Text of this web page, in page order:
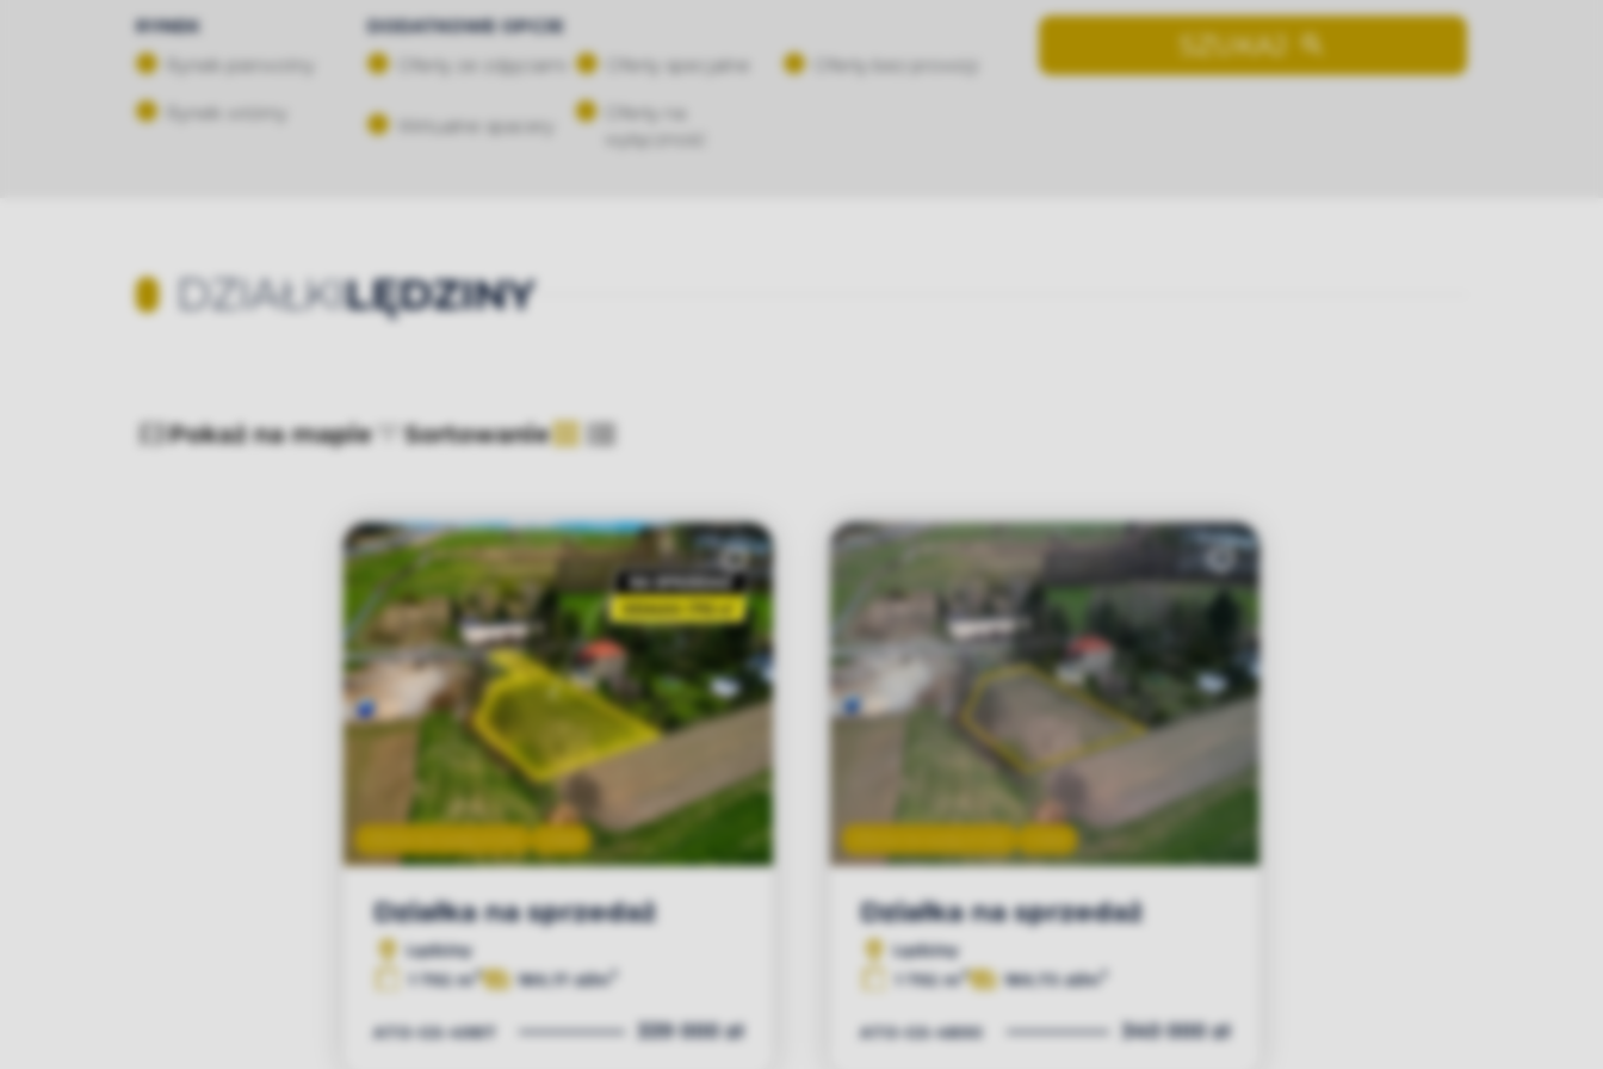
RYNEK
DODATKOWE OPCJE
Oferty ze zdjęciami
Oferty specjalne
Wirtualne spacery
SZUKAJ
DZIAŁKILĘDZINY
−Pokaż na mapie Sortowanie
tabela
lista
Dodaj do ulubionych
Działka na sprzedaż
Lędziny
1 792 m 2 189,17 zł/m 2
ATO-GS-4987 339 000 zł
Dodaj do ulubionych
Działka na sprzedaż
Lędziny
1 792 m 2 189,73 zł/m 2
ATO-GS-4890 340 000 zł